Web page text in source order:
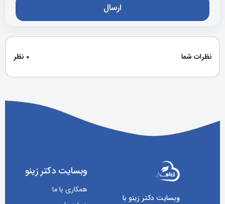
نظرات شما 0 نظر
وبسایت دکتر زینو با
وبسایت دکتر زینو
همکاری با ما